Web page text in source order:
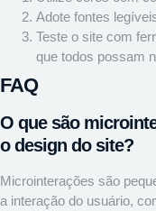
Adote fontes
Teste o site com
que todos possam
FAQ
O que são
o design do site?
Microinterações são
a interação do usuário,